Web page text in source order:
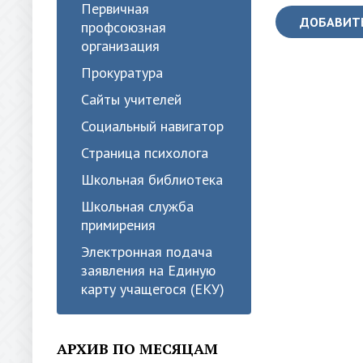
Первичная
профсоюзная
организация
Прокуратура
Сайты учителей
Социальный навигатор
Страница психолога
Школьная библиотека
Школьная служба
примирения
Электронная подача
заявления на Единую
карту учащегося (ЕКУ)
АРХИВ ПО МЕСЯЦАМ